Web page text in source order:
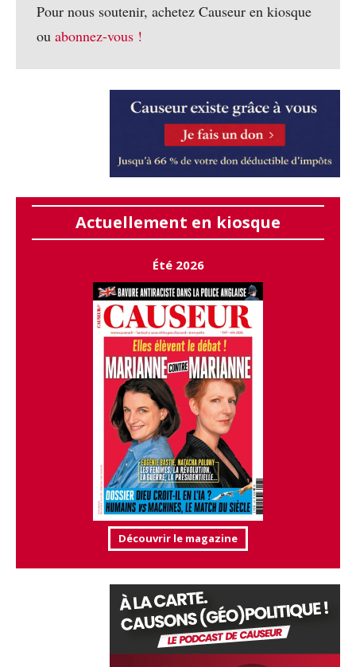
Pour nous soutenir, achetez Causeur en kiosque
ou abonnez-vous !
Actuellement en kiosque
Été 2026
Découvrir le magazine